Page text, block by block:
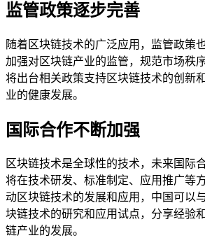
监管政策逐步完善
随着区块链技术的广泛应用，监管政策
加强对区块链产业的监管，规范市场秩
将出台相关政策支持区块链技术的创新
业的健康发展。
国际合作不断加强
区块链技术是全球性的技术，未来国际
将在技术研发、标准制定、应用推广等
动区块链技术的发展和应用，中国可以
块链技术的研究和应用试点，分享经验
链产业的发展。